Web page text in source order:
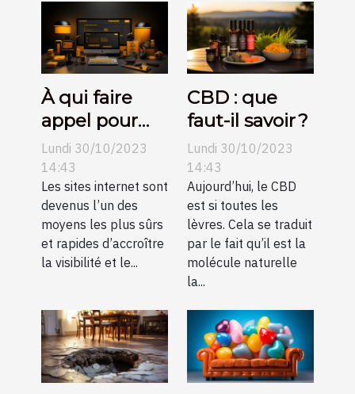
À qui faire
appel pour
une création
de sites
internet pas
chers sur
Angers ?
Lundi 30/10/2023
14:43
Les sites internet sont
devenus l’un des
moyens les plus sûrs
et rapides d’accroître
la visibilité et le...
CBD : que
faut-il savoir ?
Lundi 30/10/2023
14:43
Aujourd’hui, le CBD
est si toutes les
lèvres. Cela se traduit
par le fait qu’il est la
molécule naturelle
la...